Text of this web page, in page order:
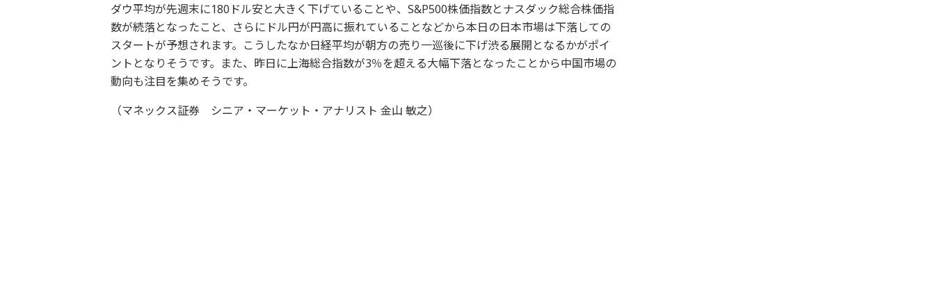
ダウ平均が先週末に180ドル安と大きく下げていることや、S&P500株価指数とナスダック総合株価指
数が続落となったこと、さらにドル円が円高に振れていることなどから本日の日本市場は下落しての
スタートが予想されます。こうしたなか日経平均が朝方の売り一巡後に下げ渋る展開となるかがポイ
ントとなりそうです。また、昨日に上海総合指数が3％を超える大幅下落となったことから中国市場の
動向も注目を集めそうです。
（マネックス証券 シニア・マーケット・アナリスト 金山 敏之）